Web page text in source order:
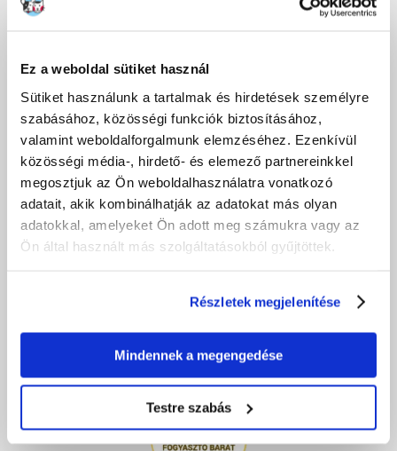
Ez a weboldal sütiket használ
Sütiket használunk a tartalmak és hirdetések személyre
szabásához, közösségi funkciók biztosításához,
valamint weboldalforgalmunk elemzéséhez. Ezenkívül
közösségi média-, hirdető- és elemező partnereinkkel
megosztjuk az Ön weboldalhasználatra vonatkozó
adatait, akik kombinálhatják az adatokat más olyan
adatokkal, amelyeket Ön adott meg számukra vagy az
Ön által használt más szolgáltatásokból gyűjtöttek.
Részletek megjelenítése
Mindennek a megengedése
Testre szabás
Termékek elérhetősége
VÁSÁRLÁS
A megrendelés menete
A rendelés lehetséges státuszai
A rendelés visszaigazolása
Bejelentkezés a felhasználói fiókba
Csomagod
Megrendelés lemondása